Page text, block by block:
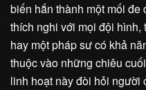
biến hắn thành một mối
thích nghi với mọi đội hình,
hay một pháp sư có khả
thuộc vào những chiêu
linh hoạt này đòi hỏi người